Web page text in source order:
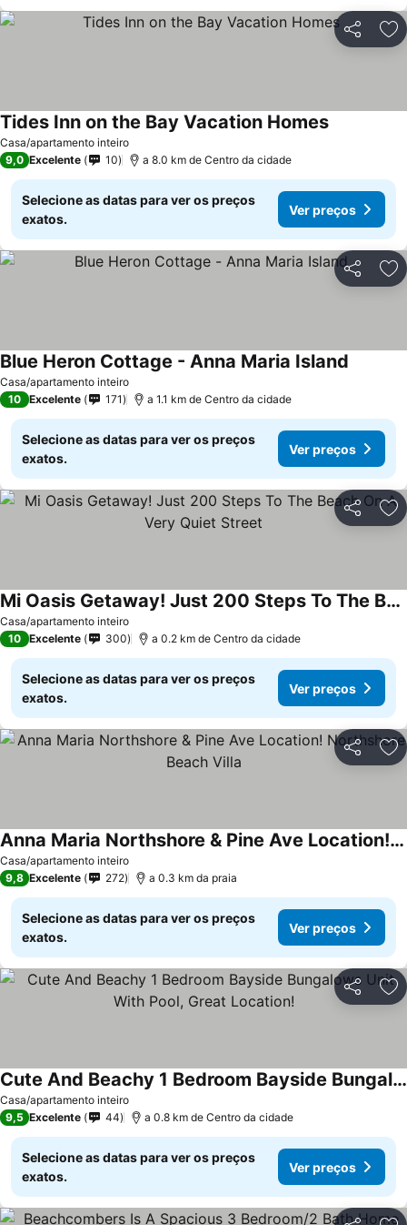
Partilhar
Casa/apartamento inteiro
Tides Inn on the Bay Vacation HomesVer preços
9,0 Excelente 10 a 8.0 km de Centro da cidade
Selecione as datas para ver os preços
exatos.
Ver preços
Partilhar
Casa/apartamento inteiro
Blue Heron Cottage - Anna Maria Island
10 Excelente 171 a 1.1 km de Centro da cidade
Selecione as datas para ver os preços
exatos.
Ver preços
Partilhar
Casa/apartamento inteiro
Mi Oasis Getaway! Just 200 Steps To The Beach On A Very Quiet Street
Ver preços
10 Excelente 300 a 0.2 km de Centro da cidade
Selecione as datas para ver os preços
exatos.
Ver preços
Partilhar
Casa/apartamento inteiro
Anna Maria Northshore & Pine Ave Location! Northshore Beach Villa
Ver preços
9,8 Excelente 272 a 0.3 km da praia
Selecione as datas para ver os preços
exatos.
Ver preços
Partilhar
Casa/apartamento inteiro
Cute And Beachy 1 Bedroom Bayside Bungalows Unit With Pool, Great Location!
Ver preços
9,5 Excelente 44 a 0.8 km de Centro da cidade
Selecione as datas para ver os preços
exatos.
Ver preços